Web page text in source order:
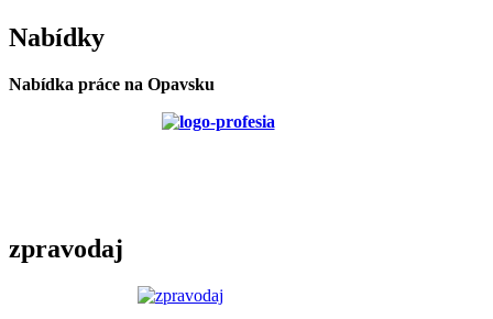
Nabídky
Nabídka práce na Opavsku
zpravodaj